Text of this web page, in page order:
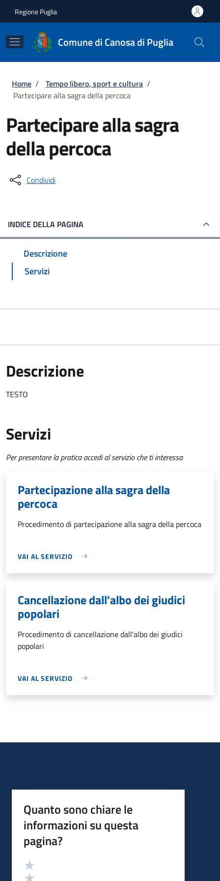
Regione Puglia
Comune di Canosa di Puglia
Briciole di pane
Home / Tempo libero, sport e cultura /
Partecipare alla sagra della percoca
Partecipare alla sagra
della percoca
Condividi
INDICE DELLA PAGINA
Descrizione
Servizi
Descrizione
TESTO
Servizi
Per presentare la pratica accedi al servizio che ti interessa
Partecipazione alla sagra della
percoca
Procedimento di partecipazione alla sagra della percoca
VAI AL SERVIZIO
Cancellazione dall'albo dei giudici
popolari
Procedimento di cancellazione dall'albo dei giudici
popolari
VAI AL SERVIZIO
Quanto sono chiare le
informazioni su questa
pagina?
Valutazione